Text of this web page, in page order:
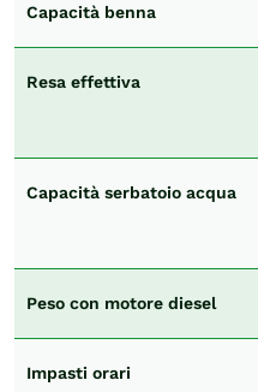
Capacità benna
Resa effettiva
Capacità serbatoio acqua
Peso con motore diesel
Impasti orari